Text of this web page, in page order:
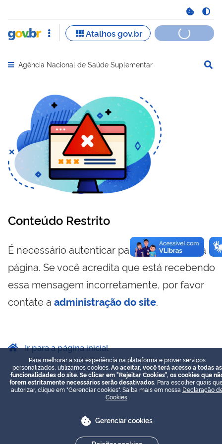
Abrir menu principal de navegação
Agência Nacional de Saúde Suplementar
Conteúdo Restrito
É necessário autenticar para visualizar essa
página. Se você acredita que está recebendo
essa mensagem incorretamente, por favor
contate a administração do site.
Ir para a página inicial
Para melhorar a sua experiência na plataforma e prover serviços
personalizados, utilizamos cookies. Ao aceitar, você terá acesso a todas as
funcionalidades do site. Se clicar em "Rejeitar Cookies", os cookies que
forem estritamente necessários serão desativados. Para escolher quais
autorizar, clique em "Gerenciar cookies". Saiba mais em nossa Declaração
Cookies
Gerenciar cookies